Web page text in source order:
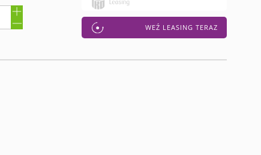
WEŹ LEASING TERAZ